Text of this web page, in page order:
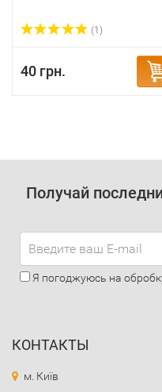
(1)
40 грн.
Получай
Я погоджуюсь на
КОНТАКТЫ
м. Київ